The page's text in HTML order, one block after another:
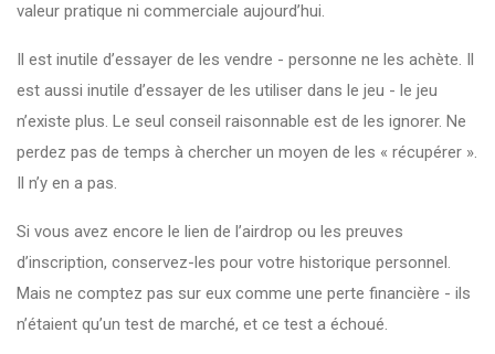
valeur pratique ni commerciale aujourd’hui.
Il est inutile d’essayer de les vendre - personne ne les achète. Il
est aussi inutile d’essayer de les utiliser dans le jeu - le jeu
n’existe plus. Le seul conseil raisonnable est de les ignorer. Ne
perdez pas de temps à chercher un moyen de les « récupérer ».
Il n’y en a pas.
Si vous avez encore le lien de l’airdrop ou les preuves
d’inscription, conservez-les pour votre historique personnel.
Mais ne comptez pas sur eux comme une perte financière - ils
n’étaient qu’un test de marché, et ce test a échoué.